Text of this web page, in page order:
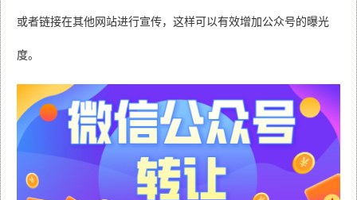
或者链接在其他网站进行宣传，这样可以有效增加公众号的曝光
度。